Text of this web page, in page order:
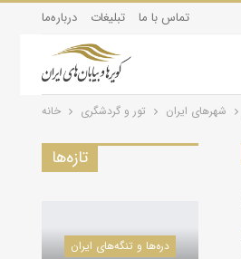
درباره‌ما تبلیغات تماس با ما
خانه تور و گردشگری شهرهای ایران
تازه‌ها
دره‌ها و تنگه‌های ایران